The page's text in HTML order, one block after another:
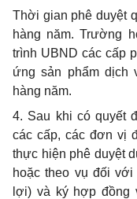
Thời gian phê duyệt
hàng năm. Trường
trình UBND các cấp
ứng sản phẩm dịch
hàng năm.
4. Sau khi có quyết
các cấp, các đơn vị
thực hiện phê duyệt
hoặc theo vụ đối
lợi) và ký hợp đồng